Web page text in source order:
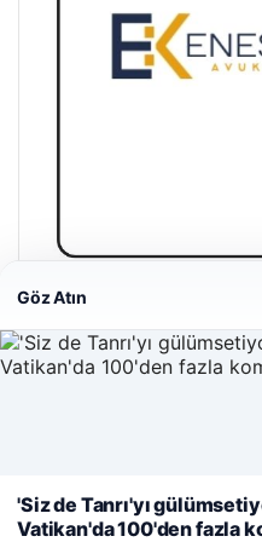
Enes Kaplan Avukatlık
28/04/2026
© 2026 Gezi Tatil – Güncel
Web sitemizi nasıl
kullanıyoruz.Çerez Politikamız
Göz Atın
'Siz de Tanrı'yı
Vatikan'da 100'den fazla